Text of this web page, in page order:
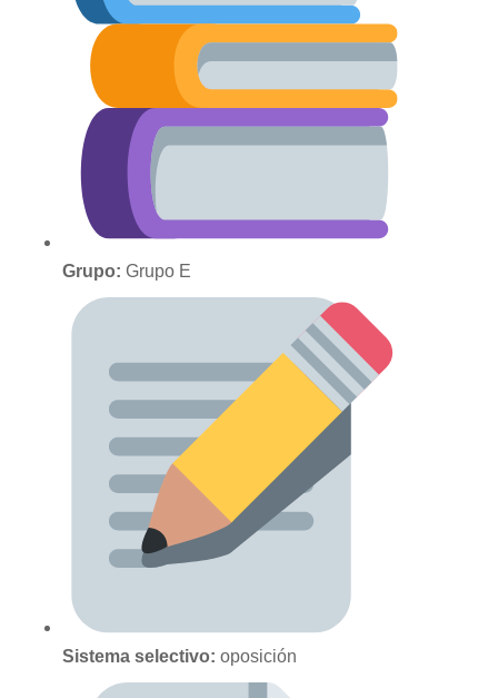
Grupo: Grupo E
Sistema selectivo: oposición